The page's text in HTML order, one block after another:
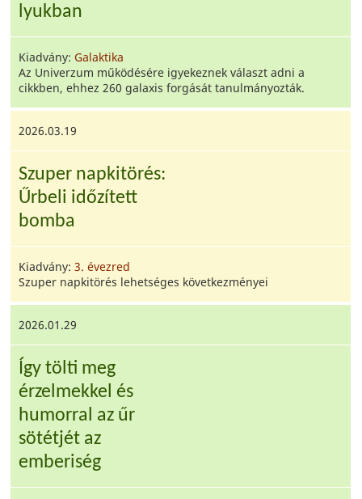
lyukban
Kiadvány: Galaktika
Az Univerzum működésére igyekeznek választ adni a
cikkben, ehhez 260 galaxis forgását tanulmányozták.
2026.03.19
Szuper napkitörés:
Űrbeli időzített
bomba
Kiadvány:3. évezred
Szuper napkitörés lehetséges következményei
2026.01.29
Így tölti meg
érzelmekkel és
humorral az űr
sötétjét az
emberiség